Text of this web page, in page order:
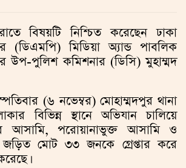
বিষয়টি নিশ্চিত করেছেন ঢাকা
(ডিএমপি) মিডিয়া অ্যান্ড পাবলিক
উপ-পুলিশ কমিশনার (ডিসি) মুহাম্মদ
(৬ নভেম্বর) মোহাম্মদপুর থানা
বিভিন্ন স্থানে অভিযান চালিয়ে
আসামি, পরোয়ানাভুক্ত আসামি ও
জড়িত মোট ৩৩ জনকে গ্রেপ্তার করে